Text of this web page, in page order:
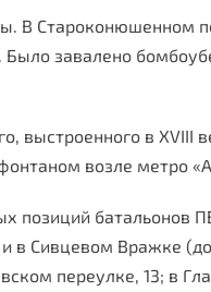
В Староконюшенном
завалено
выстроенного в
возле метро
позиций
Сивцевом Вражке
переулке, 13; в